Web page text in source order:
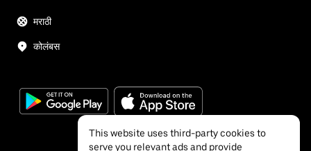
मराठी
कोलंबस
This website uses third-party cookies to
serve you relevant ads and provide